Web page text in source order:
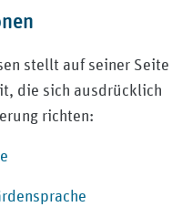
stellt auf seiner Seite
die sich ausdrücklich
richten: